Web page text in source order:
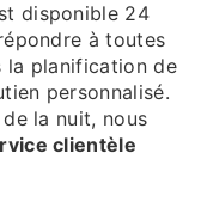
disponible 24
à toutes
la planification de
personnalisé.
la nuit, nous
clientèle